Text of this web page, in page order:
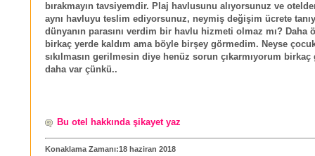
bırakmayın tavsiyemdir. Plaj havlusunu alıyorsunuz ve
aynı havluyu teslim ediyorsunuz, neymiş değişim ücrete
dünyanın parasını verdim bir havlu hizmeti olmaz mı? Daha
birkaç yerde kaldım ama böyle birşey görmedim. Neyse
sıkılmasın gerilmesin diye henüz sorun çıkarmıyorum
daha var çünkü..
Bu otel hakkında şikayet yaz
Konaklama Zamanı:18 haziran 2018